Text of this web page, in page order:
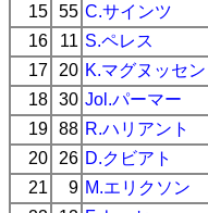
15 55 C.サインツ
16
11 S.ペレス
17
20 K.マグヌッセン
18 30 Jol.パーマー
19 88 R.ハリアント
20
26 D.クビアト
21
9 M.エリクソン